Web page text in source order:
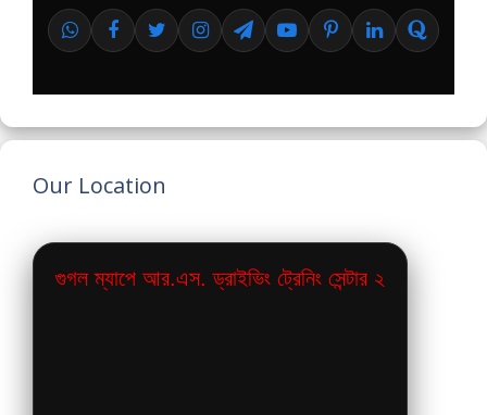
Our Location
গুগল ম্যাপে আর.এস. ড্রাইভিং ট্রেনিং সেন্টার ২